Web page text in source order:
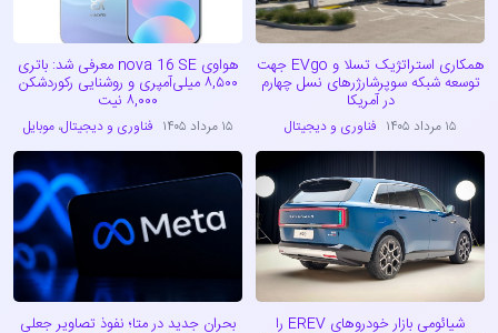
همکاری استراتژیک تسلا و EVgo جهت
توسعه شبکه سوپرشارژرهای نسل چهارم
در آمریکا
۱۵ مرداد ۱۴۰۵ فناوری و دیجیتال
هواوی nova 16 SE معرفی شد: باتری
۸,۵۰۰ میلی‌آمپری و روشنایی رکوردشکن
۸,۰۰۰ نیت
۱۵ مرداد ۱۴۰۵ فناوری و دیجیتال،موبایل
شیائومی بازار خودروهای EREV را بحران جدید در متا؛ نفوذ تصاویر جعلی